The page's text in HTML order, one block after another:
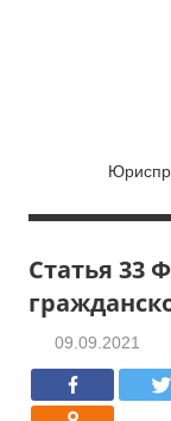
Лидер
права
Статья 33
09.09.2021